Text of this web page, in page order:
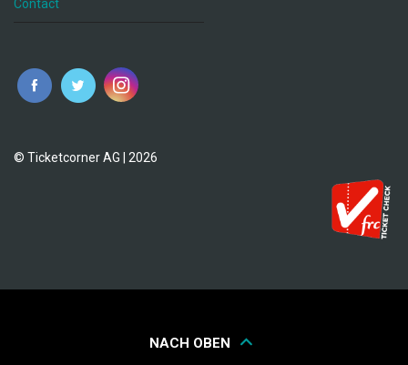
Contact
fr
© Ticketcorner AG | 2026
NACH OBEN